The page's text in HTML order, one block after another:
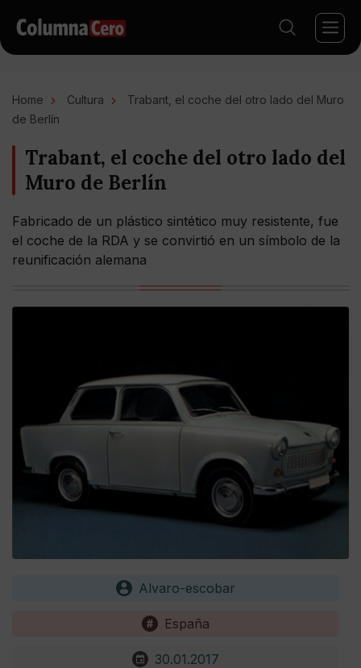
Home Cultura
Trabant, el coche del otro lado del Muro
de Berlín
Trabant, el coche del otro lado del
Muro de Berlín
Fabricado de un plástico sintético muy resistente, fue
el coche de la RDA y se convirtió en un símbolo de la
reunificación alemana
Alvaro-escobar
España
30.01.2017